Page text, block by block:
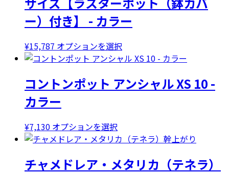
複
数
リ
ー
シ
あ
ま
ー）付き】 - カラー
¥15,787 オプションを選択
の
品
に
の
バ
リ
コントンポット アンシャル XS 10 -
カラー
¥7,130 オプションを選択
の
品
チャメドレア・メタリカ（テネラ）